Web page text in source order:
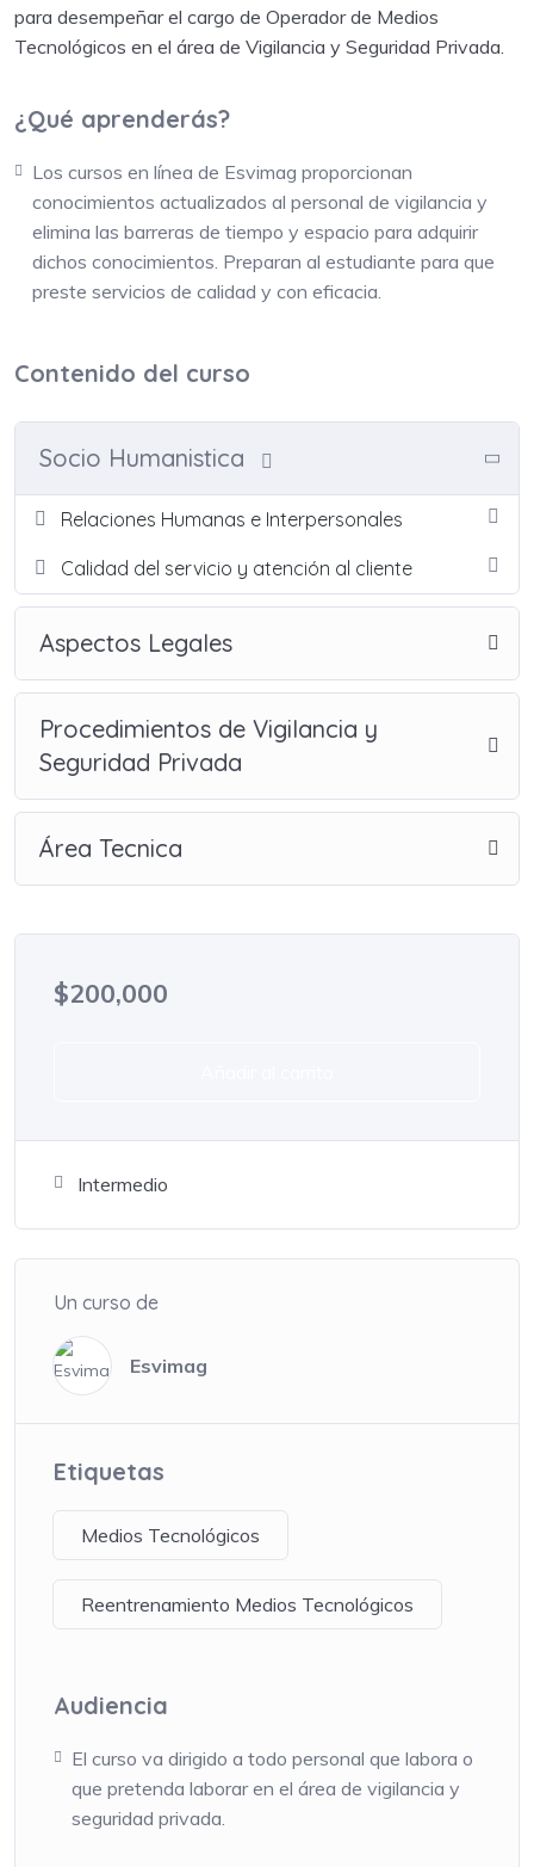
para desempeñar el cargo de Operador de Medios
Tecnológicos en el área de Vigilancia y Seguridad Privada.
¿Qué aprenderás?
Los cursos en línea de Esvimag proporcionan
conocimientos actualizados al personal de vigilancia y
elimina las barreras de tiempo y espacio para adquirir
dichos conocimientos. Preparan al estudiante para que
preste servicios de calidad y con eficacia.
Contenido del curso
Socio Humanistica
Relaciones Humanas e Interpersonales
Calidad del servicio y atención al cliente
Aspectos Legales
Procedimientos de Vigilancia y
Seguridad Privada
Área Tecnica
$200,000
Intermedio
Un curso de
Esvimag
Etiquetas
Medios Tecnológicos
Reentrenamiento Medios Tecnológicos
Audiencia
El curso va dirigido a todo personal que labora o
que pretenda laborar en el área de vigilancia y
seguridad privada.